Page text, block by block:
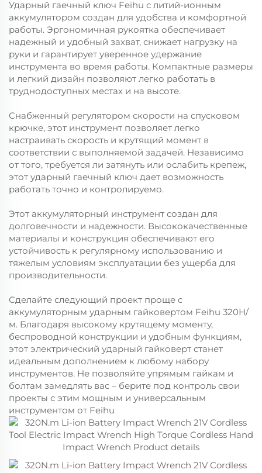
Ударный гаечный ключ Feihu с литий-ионным
аккумулятором создан для удобства и комфортной
работы. Эргономичная рукоятка обеспечивает
надежный и удобный захват, снижает нагрузку на
руки и гарантирует уверенное удержание
инструмента во время работы. Компактные размеры
и легкий дизайн позволяют легко работать в
труднодоступных местах и на высоте.
Снабженный регулятором скорости на спусковом
крючке, этот инструмент позволяет легко
настраивать скорость и крутящий момент в
соответствии с выполняемой задачей. Независимо
от того, требуется ли затянуть или ослабить крепеж,
этот ударный гаечный ключ дает возможность
работать точно и контролируемо.
Этот аккумуляторный инструмент создан для
долговечности и надежности. Высококачественные
материалы и конструкция обеспечивают его
устойчивость к регулярному использованию и
тяжелым условиям эксплуатации без ущерба для
производительности.
Сделайте следующий проект проще с
аккумуляторным ударным гайковертом Feihu 320Н/
м. Благодаря высокому крутящему моменту,
беспроводной конструкции и удобным функциям,
этот электрический ударный гайковерт станет
идеальным дополнением к любому набору
инструментов. Не позволяйте упрямым гайкам и
болтам замедлять вас – берите под контроль свои
проекты с этим мощным и универсальным
инструментом от Feihu